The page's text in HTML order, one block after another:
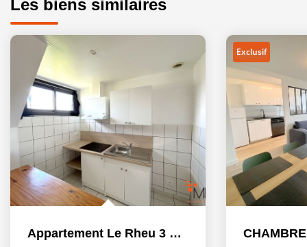
Les biens similaires
Appartement Le Rheu 3 pièce(s)
Exclusif